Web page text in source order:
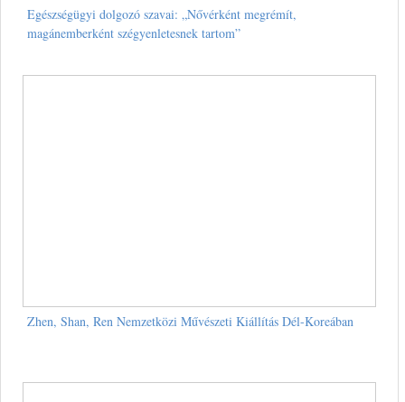
Egészségügyi dolgozó szavai: „Nővérként megrémít,
magánemberként szégyenletesnek tartom”
Zhen, Shan, Ren Nemzetközi Művészeti Kiállítás Dél-Koreában